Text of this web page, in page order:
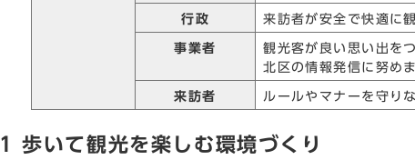
行政 来訪者が安全で快適に
事業者
観光客が良い思い出を
北区の情報発信に努めま
来訪者 ルールやマナーを守り
1 歩いて観光を楽しむ環境づくり